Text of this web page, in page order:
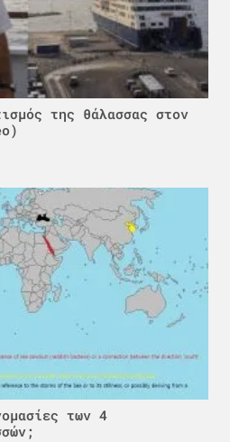
της θάλασσας στον
των 4